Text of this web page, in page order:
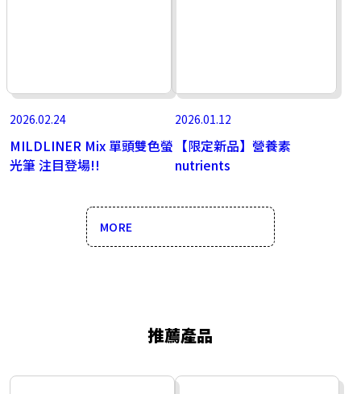
2026.02.24
MILDLINER Mix 單頭雙色螢
光筆 注目登場!!
2026.01.12
【限定新品】營養素
nutrients
MORE
推薦產品